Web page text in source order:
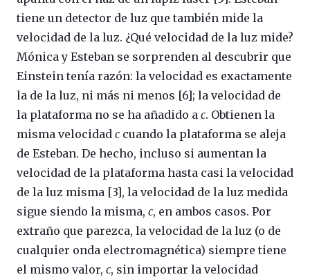
tiene un detector de luz que también mide la
velocidad de la luz. ¿Qué velocidad de la luz mide?
Mónica y Esteban se sorprenden al descubrir que
Einstein tenía razón: la velocidad es exactamente
la de la luz, ni más ni menos [6]; la velocidad de
la plataforma no se ha añadido a c. Obtienen la
misma velocidad c cuando la plataforma se aleja
de Esteban. De hecho, incluso si aumentan la
velocidad de la plataforma hasta casi la velocidad
de la luz misma [3], la velocidad de la luz medida
sigue siendo la misma, c, en ambos casos. Por
extraño que parezca, la velocidad de la luz (o de
cualquier onda electromagnética) siempre tiene
el mismo valor, c, sin importar la velocidad